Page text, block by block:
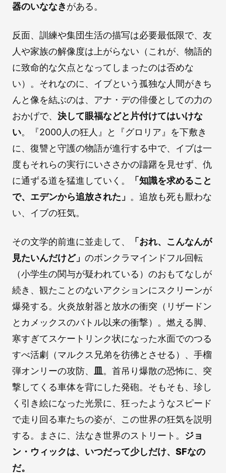
器のいななきがある。
反面、訓練や集団生活の描写は必要最低限で、友
人や家族の解像度は上がらない（これが、物語的
に致命的な欠点となってしまったのは否めな
い）。それなのに、イブという孤独な人間がきち
んと像を結ぶのは、アナ・デの俳優としての力の
おかげで、 決して眼福などと片付けてはいけな
い。『2000人の狂人』と『グロリア』を下敷き
に、復讐と守護の物語が進行する中で、イブは一
度もそれらの実行にいささかの躊躇を見せず、仇
に通ずる道を猛進していく。
「知識を求めること
で、エデンから追放された」 。追放も死も厭わな
い、イブの狂気。
その文学的前進に並走して、
「おれ、こんなんが
見たいんだけど」 のボンクラマインドフル回転
（小学生の関与が疑われている）のおもてなしが
続き、観たことのないアクションにスクリーンが
爆発する。火炎放射器と放水の衝突（リザードン
とカメックスのバトル以来の衝撃）。燃える脚、
寒すぎてスケートリンク状になった水面でのつる
すべ活劇（マルクス兄弟を彷彿とさせる）、手榴
弾オンリーの攻防、
皿 。首吊り爆散の恐怖に、突
撃してくる車体を背にした発砲。そもそも、珍し
く引き絵になった光景に、狂ったようなスピード
で走り回る車たちの姿が、この世界の狂気を説明
する。まさに、法なき世界のストリート。 ジョ
ン・ウィックは、いつだって少しだけ、SFなの
だ。